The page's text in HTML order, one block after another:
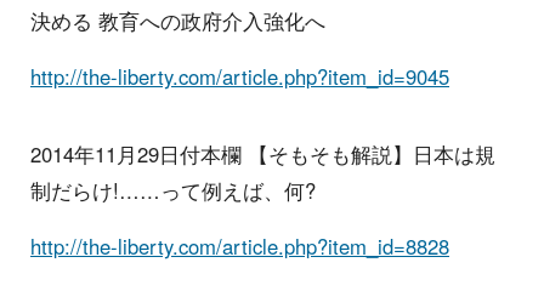
決める 教育への政府介入強化へ
http://the-liberty.com/article.php?item_id=9045
2014年11月29日付本欄 【そもそも解説】日本は規
制だらけ!……って例えば、何?
http://the-liberty.com/article.php?item_id=8828